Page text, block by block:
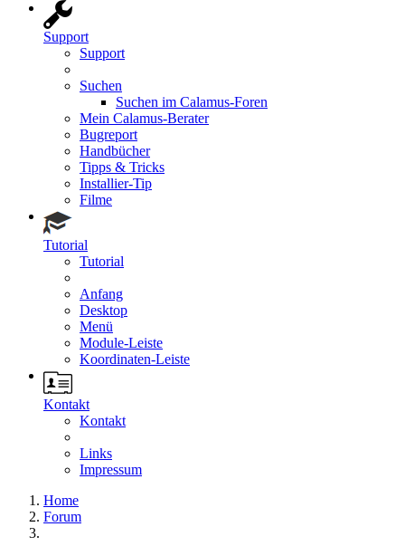
Support
Support
Suchen
Suchen im Calamus-Foren
Mein Calamus-Berater
Bugreport
Handbücher
Tipps & Tricks
Installier-Tip
Filme
Tutorial
Tutorial
Anfang
Desktop
Menü
Module-Leiste
Koordinaten-Leiste
Kontakt
Kontakt
Links
Impressum
Home
Forum